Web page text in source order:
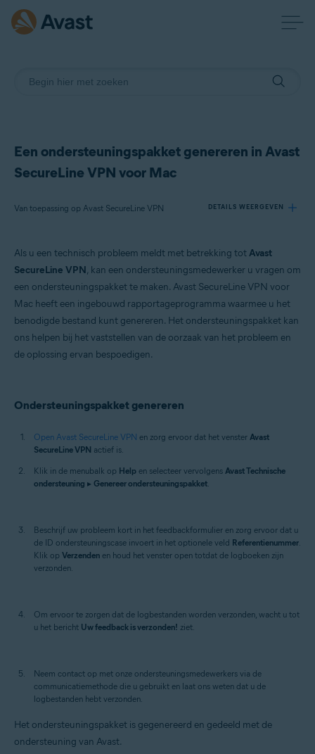
Een ondersteuningspakket genereren in Avast
SecureLine VPN voor Mac
Van toepassing op Avast SecureLine VPN DETAILS WEERGEVEN
Besturingssystemen:
Als u een technisch probleem meldt met betrekking totAvast
SecureLine VPN, kan een ondersteuningsmedewerker u vragen om
een ondersteuningspakket te maken. Avast SecureLine VPN voor
Mac heeft een ingebouwd rapportageprogramma waarmee u het
benodigde bestand kunt genereren. Het ondersteuningspakket kan
ons helpen bij het vaststellen van de oorzaak van het probleem en
de oplossing ervan bespoedigen.
Ondersteuningspakket genereren
Open Avast SecureLine VPN en zorg ervoor dat het venster Avast
SecureLine VPN actief is.
Klik in de menubalk op Help en selecteer vervolgens Avast Technische
ondersteuning ▸ Genereer ondersteuningspakket.
Beschrijf uw probleem kort in het feedbackformulier en zorg ervoor dat u
de ID ondersteuningscase invoert in het optionele veld Referentienummer.
Klik op Verzenden en houd het venster open totdat de logboeken zijn
verzonden.
Om ervoor te zorgen dat de logbestanden worden verzonden, wacht u tot
u het bericht Uw feedback is verzonden! ziet.
Neem contact op met onze ondersteuningsmedewerkers via de
communicatiemethode die u gebruikt en laat ons weten dat u de
logbestanden hebt verzonden.
Het ondersteuningspakket is gegenereerd en gedeeld met de
ondersteuning van Avast.